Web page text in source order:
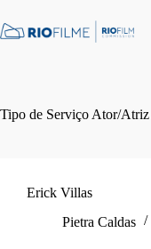
para
o
Tipo de Serviço Ator/Atriz
Erick Villas
Pietra Caldas